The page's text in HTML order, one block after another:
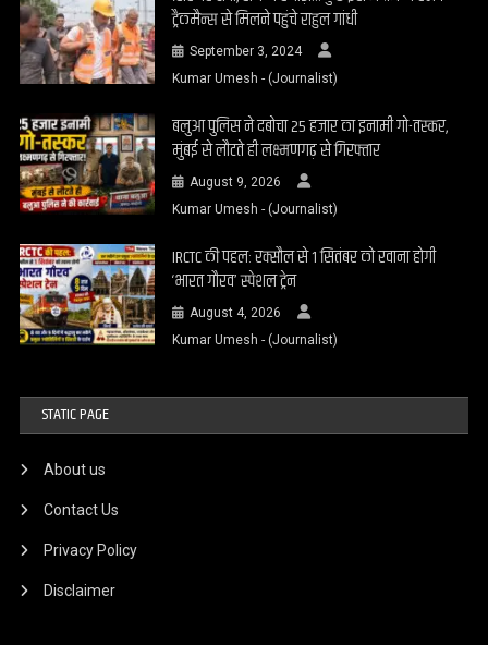
ट्रैकमैन्स से मिलने पहुंचे राहुल गांधी
September 3, 2024
Kumar Umesh - (Journalist)
बलुआ पुलिस ने दबोचा 25 हजार का इनामी गो-तस्कर,
मुंबई से लौटते ही लक्ष्मणगढ़ से गिरफ्तार
August 9, 2026
Kumar Umesh - (Journalist)
IRCTC की पहल: रक्सौल से 1 सितंबर को रवाना होगी
‘भारत गौरव’ स्पेशल ट्रेन
August 4, 2026
Kumar Umesh - (Journalist)
STATIC PAGE
About us
Contact Us
Privacy Policy
Disclaimer